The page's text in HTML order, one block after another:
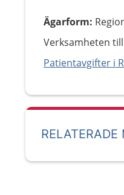
Ägarform:
Verksamheten
Patientavgifter i
RELATERADE